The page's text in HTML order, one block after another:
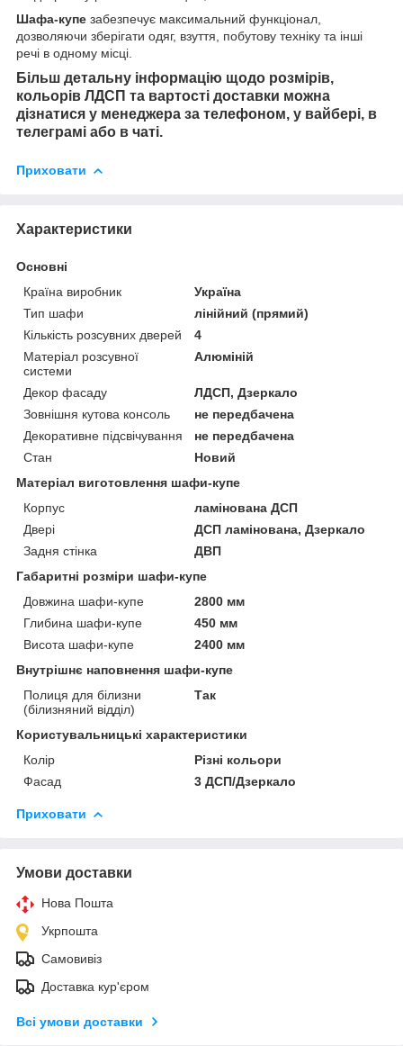
Шафа-купе забезпечує максимальний функціонал,
дозволяючи зберігати одяг, взуття, побутову техніку та інші
речі в одному місці.
Більш детальну інформацію щодо розмірів,
кольорів ЛДСП та вартості доставки можна
дізнатися у менеджера за телефоном, у вайбері, в
телеграмі або в чаті.
Приховати
Характеристики
Основні
Країна виробник
Україна
Тип шафи
лінійний (прямий)
Кількість розсувних дверей
4
Матеріал розсувної
системи
Алюміній
Декор фасаду
ЛДСП, Дзеркало
Зовнішня кутова консоль
не передбачена
Декоративне підсвічування
не передбачена
Стан
Новий
Матеріал виготовлення шафи-купе
Корпус
ламінована ДСП
Двері
ДСП ламінована, Дзеркало
Задня стінка
ДВП
Габаритні розміри шафи-купе
Довжина шафи-купе
2800 мм
Глибина шафи-купе
450 мм
Висота шафи-купе
2400 мм
Внутрішнє наповнення шафи-купе
Полиця для білизни
(білизняний відділ)
Так
Користувальницькі характеристики
Колір
Різні кольори
Фасад
3 ДСП/Дзеркало
Приховати
Умови доставки
Нова Пошта
Укрпошта
Самовивіз
Доставка кур'єром
Всі умови доставки